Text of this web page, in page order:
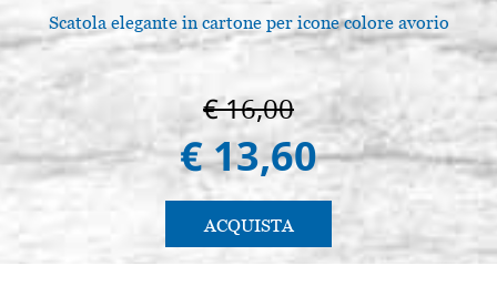
Scatola elegante in cartone per icone colore avorio
€ 16,00
€ 13,60
ACQUISTA